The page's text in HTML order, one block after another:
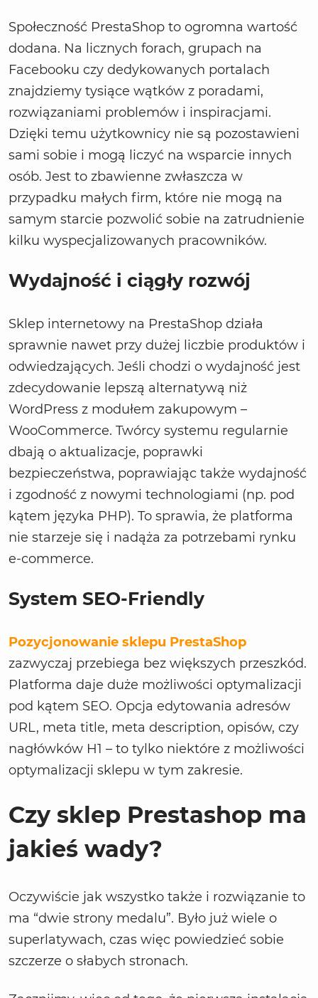
Społeczność PrestaShop to ogromna wartość
dodana. Na licznych forach, grupach na
Facebooku czy dedykowanych portalach
znajdziemy tysiące wątków z poradami,
rozwiązaniami problemów i inspiracjami.
Dzięki temu użytkownicy nie są pozostawieni
sami sobie i mogą liczyć na wsparcie innych
osób. Jest to zbawienne zwłaszcza w
przypadku małych firm, które nie mogą na
samym starcie pozwolić sobie na zatrudnienie
kilku wyspecjalizowanych pracowników.
Wydajność i ciągły rozwój
Sklep internetowy na PrestaShop działa
sprawnie nawet przy dużej liczbie produktów i
odwiedzających. Jeśli chodzi o wydajność jest
zdecydowanie lepszą alternatywą niż
WordPress z modułem zakupowym –
WooCommerce. Twórcy systemu regularnie
dbają o aktualizacje, poprawki
bezpieczeństwa, poprawiając także wydajność
i zgodność z nowymi technologiami (np. pod
kątem języka PHP). To sprawia, że platforma
nie starzeje się i nadąża za potrzebami rynku
e-commerce.
System SEO-Friendly
Pozycjonowanie sklepu PrestaShop
zazwyczaj przebiega bez większych przeszkód.
Platforma daje duże możliwości optymalizacji
pod kątem SEO. Opcja edytowania adresów
URL, meta title, meta description, opisów, czy
nagłówków H1 – to tylko niektóre z możliwości
optymalizacji sklepu w tym zakresie.
Czy sklep Prestashop ma
jakieś wady?
Oczywiście jak wszystko także i rozwiązanie to
ma “dwie strony medalu”. Było już wiele o
superlatywach, czas więc powiedzieć sobie
szczerze o słabych stronach.